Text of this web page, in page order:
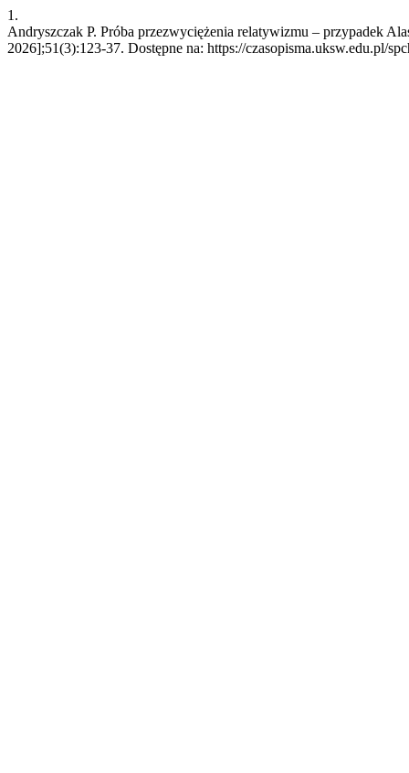
1.
Andryszczak P. Próba przezwyciężenia relatywizmu – przypadek
2026];51(3):123-37. Dostępne na: https://czasopisma.uksw.edu.pl/